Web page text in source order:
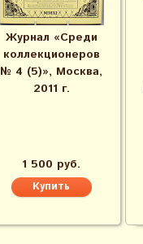
Журнал «Среди
коллекционеров
№ 4 (5)», Москва,
2011 г.
1 500 руб.